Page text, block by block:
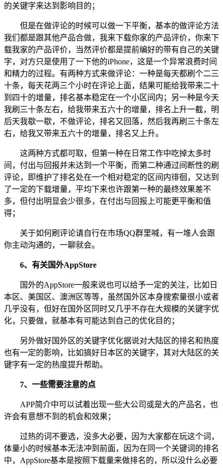
的关键字来达到影响目的；
但是在做评论的时候可以做一下平衡，基本的做评论方法
我们都是跟其他产品合做，我来下载你家的产品评价，你来下
载我家的产品评价，当然评价都是提前编好的带有自己的关键
字，对方只是使用了一下他的iPhone，这是一个异常浪费时间
和精力的过程。有两种方式来做评论：一种是每天都刷个二三
十条，每天花两三个小时在评论上面，结果可能给我带来二十
到四十的增量，排名基本稳定在一个小区间内；另一种是今天
我刷三十条左右，给我带来五六十的增量，排名上升一截，明
后天我歇一歇，不做评论，排名又回落，然后我再刷三十条左
右，给我又带来五六十的增量，排名又上升。
这两种方式都可取，但第一种在日常工作中吃掉太多时
间，付出与回报并未达到一个平衡，而第二种通过间断性的刷
评论，即维护了排名处在一个相对稳定的区间内徘徊，又达到
了一定的下载增量，平均下来也许跟第一种的最终效果差不
多，但付出明显会少很多，在付出与回报上可能更平衡和值
得；
关于如何刷评论请自行在市场QQ群里喊，有一堆人会跟
你主动沟通的，一聊就会。
6、有关国外AppStore
国外的AppStore一般来说也可以给予一定的关注，比如日
本区、美国区、澳洲区等等，虽然国外区本身搜索量很小或者
几乎没有，但好在国外区同时又几乎不存在大规模的关键字优
化，只要做，就基本有可能达到自己的优化目的；
另外做好国外区的关键字优化据说对大陆区的排名和热度
也有一定的影响，比如搞好日本区的关键字，其对大陆区的关
键字有一定的热度提升帮助。
7、一些需要注意的点
APP简介中可以试着出现一些大公司或是大的产品名，也
许会有意想不到的机会和效果；
过热的词不要选，没多大必要，因为大家都在玩这个词，
体量小的时候基本无法冲到前面，因为在同一个关键词的排名
中，AppStore基本是按照下载量来做排名的，所以没什么必要